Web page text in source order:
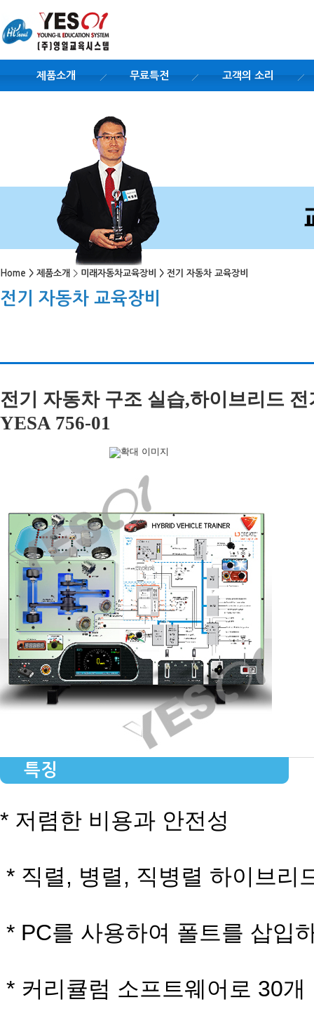
제품소개 무료특전 고객의 소리
Home > 제품소개 > 미래자동차교육장비 > 전기 자동차 교육장비
전기 자동차 교육장비
전기 자동차 구조 실습,하이브리드
YESA 756-01
특징
* 저렴한 비용과 안전성
* 직렬, 병렬, 직병렬 하이브리
* PC를 사용하여 폴트를 삽입
* 커리큘럼 소프트웨어로 30